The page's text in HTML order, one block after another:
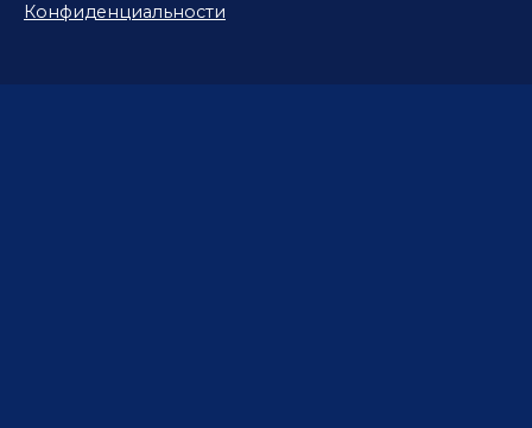
Конфиденциальности